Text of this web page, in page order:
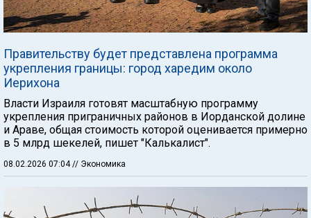
Правительству будет представлена программа
укрепления границы: город харедим около
Иерихона
Власти Израиля готовят масштабную программу
укрепления приграничных районов в Иорданской долине
и Араве, общая стоимость которой оценивается примерно
в 5 млрд шекелей, пишет "Калькалист".
08.02.2026 07:04// Экономика